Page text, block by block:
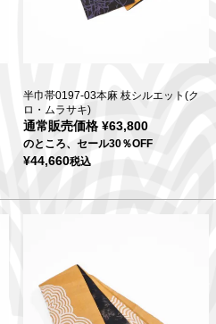
半巾帯0197-03本麻 枝シルエット(ク
ロ・ムラサキ)
通常販売価格 ¥63,800
のところ、セール30％OFF
¥44,660税込